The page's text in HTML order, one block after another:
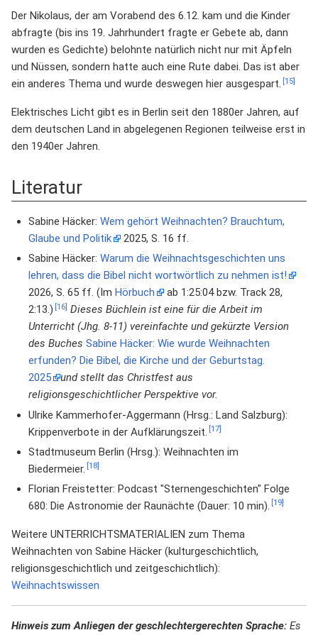
Der Nikolaus, der am Vorabend des 6.12. kam und die Kinder
abfragte (bis ins 19. Jahrhundert fragte er Gebete ab, dann
wurden es Gedichte) belohnte natürlich nicht nur mit Äpfeln
und Nüssen, sondern hatte auch eine Rute dabei. Das ist aber
ein anderes Thema und wurde deswegen hier ausgespart. [15]
Elektrisches Licht gibt es in Berlin seit den 1880er Jahren, auf
dem deutschen Land in abgelegenen Regionen teilweise erst in
den 1940er Jahren.
Literatur
Sabine Häcker: Wem gehört Weihnachten? Brauchtum,
Glaube und Politik
2025, S. 16 ff.
Sabine Häcker: Warum die Weihnachtsgeschichten uns
lehren, dass die Bibel nicht wortwörtlich zu nehmen ist!
2026, S. 65 ff. (Im Hörbuch
ab 1:25:04 bzw. Track 28,
2:13.) [16] Dieses Büchlein ist eine für die Arbeit im
Unterricht (Jhg. 8-11) vereinfachte und gekürzte Version
des Buches Sabine Häcker: Wie wurde Weihnachten
erfunden? Die Bibel, die Kirche und der Geburtstag.
2025
und stellt das Christfest aus
religionsgeschichtlicher Perspektive vor.
Ulrike Kammerhofer-Aggermann (Hrsg.: Land Salzburg):
Krippenverbote in der Aufklärungszeit. [17]
Stadtmuseum Berlin (Hrsg.): Weihnachten im
Biedermeier. [18]
Florian Freistetter: Podcast "Sternengeschichten" Folge
680: Die Astronomie der Raunächte (Dauer: 10 min). [19]
Weitere UNTERRICHTSMATERIALIEN zum Thema
Weihnachten von Sabine Häcker (kulturgeschichtlich,
religionsgeschichtlich und zeitgeschichtlich):
Weihnachtswissen
Hinweis zum Anliegen der geschlechtergerechten Sprache: Es